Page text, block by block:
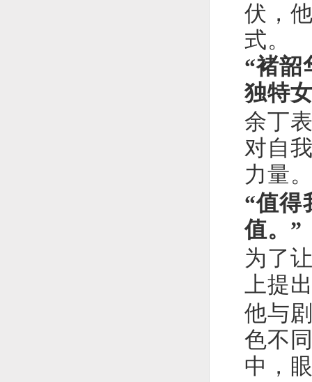
伏，
式。
“褚韶
独特
余丁
对自
力量
“值得
值。”
为了
上提
他与
色不
中，